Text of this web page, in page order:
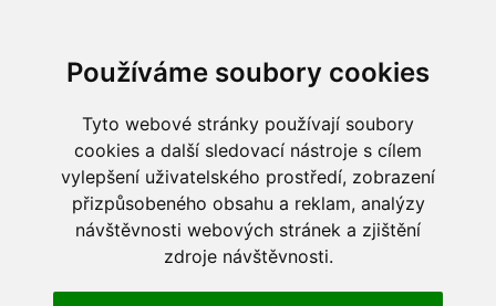
Používáme soubory cookies
Tyto webové stránky používají soubory
cookies a další sledovací nástroje s cílem
vylepšení uživatelského prostředí, zobrazení
přizpůsobeného obsahu a reklam, analýzy
návštěvnosti webových stránek a zjištění
zdroje návštěvnosti.